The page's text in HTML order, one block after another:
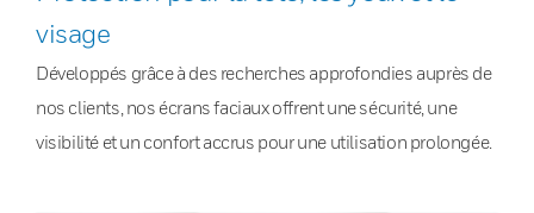
visage
Développés grâce à des recherches approfondies auprès de
nos clients, nos écrans faciaux offrent une sécurité, une
visibilité et un confort accrus pour une utilisation prolongée.